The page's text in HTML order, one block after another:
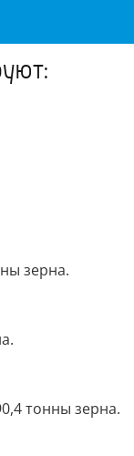
зерна.
тонны зерна.